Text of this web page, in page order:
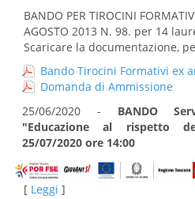
BANDO PER TIROCINI
AGOSTO 2013 N. 98. per 14
Scaricare la documentazione,
Bando Tirocini Formativi ex
Domanda di Ammissione
25/06/2020 - BANDO
"Educazione al rispetto
25/07/2020 ore 14:00
[ Leggi ]